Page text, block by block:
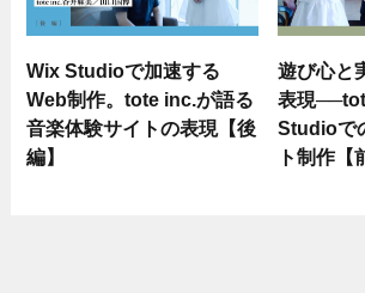
Wix Studioで加速する
Web制作。tote inc.が語る
音楽体験サイトの表現【後
編】
遊び心と
表現
Studioで
ト制作【